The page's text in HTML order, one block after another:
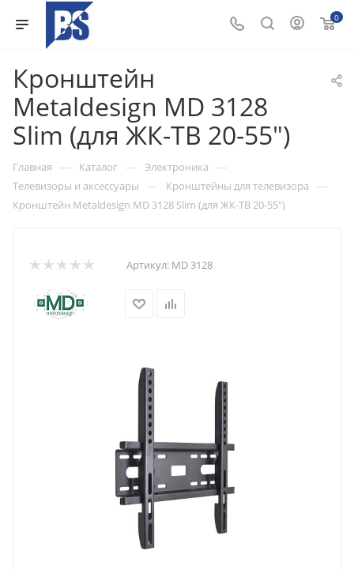
0
Кронштейн
Metaldesign MD 3128
Slim (для ЖК-ТВ 20-55")
Главная — Каталог — Электроника —
Телевизоры и аксессуары — Кронштейны для телевизора —
Кронштейн Metaldesign MD 3128 Slim (для ЖК-ТВ 20-55")
Артикул: MD 3128